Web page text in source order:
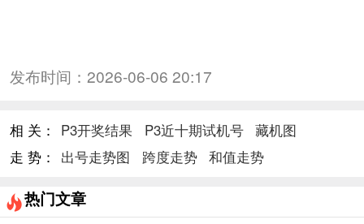
发布时间： 2026-06-06 20:17
相 关： P3开奖结果 P3近十期试机号
藏机图
走 势：
出号走势图 跨度走势 和值走势
热门文章